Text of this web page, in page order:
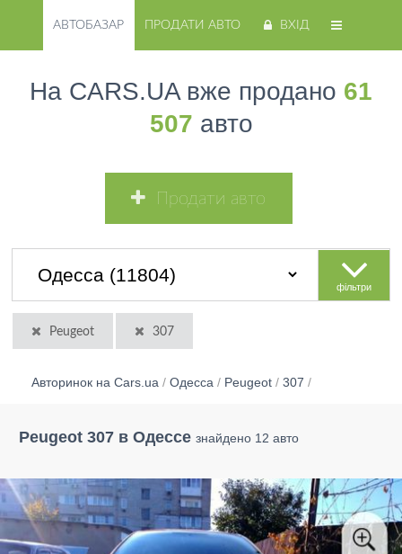
АВТОБАЗАР ПРОДАТИ АВТО ВХІД
На CARS.UA вже продано 61
507 авто
Продати авто
фільтри
Peugeot 307
Авторинок на Cars.ua / Одесса / Peugeot / 307 /
Peugeot 307 в Одессе знайдено 12 авто